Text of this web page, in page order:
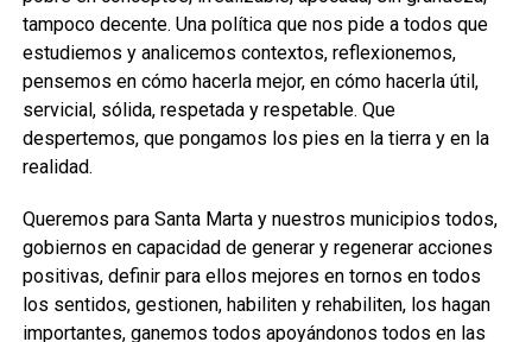
tampoco decente. Una política que nos pide a todos que
estudiemos y analicemos contextos, reflexionemos,
pensemos en cómo hacerla mejor, en cómo hacerla útil,
servicial, sólida, respetada y respetable. Que
despertemos, que pongamos los pies en la tierra y en la
realidad.
Queremos para Santa Marta y nuestros municipios todos,
gobiernos en capacidad de generar y regenerar acciones
positivas, definir para ellos mejores en tornos en todos
los sentidos, gestionen, habiliten y rehabiliten, los hagan
importantes, ganemos todos apoyándonos todos en las